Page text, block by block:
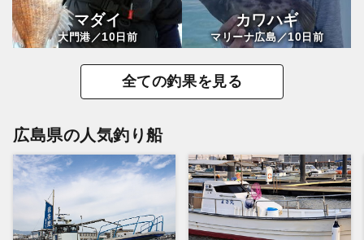
マダイ
大門港／10日前
カワハギ
マリーナ広島／10日前
全ての釣果を見る
広島県の人気釣り船